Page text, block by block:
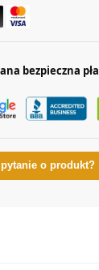
bezpieczna
pytanie o produkt?